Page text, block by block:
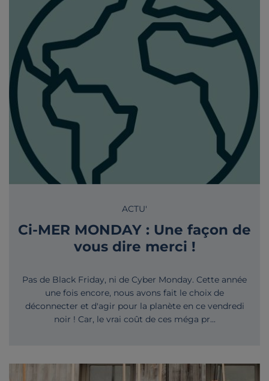
ACTU'
Ci-MER MONDAY : Une façon de
vous dire merci !
Pas de Black Friday, ni de Cyber Monday. Cette année
une fois encore, nous avons fait le choix de
déconnecter et d'agir pour la planète en ce vendredi
noir ! Car, le vrai coût de ces méga pr...